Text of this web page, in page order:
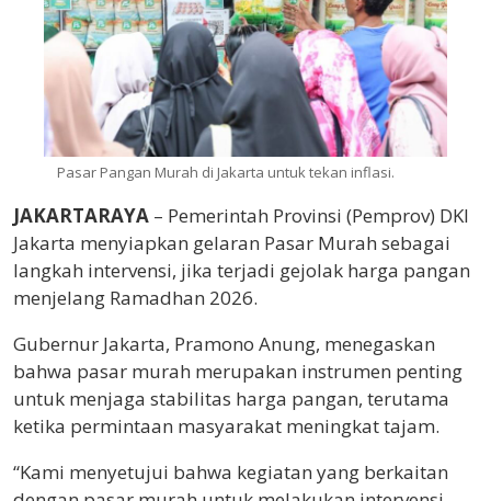
Pasar Pangan Murah di Jakarta untuk tekan inflasi.
JAKARTARAYA – Pemerintah Provinsi (Pemprov) DKI
Jakarta menyiapkan gelaran Pasar Murah sebagai
langkah intervensi, jika terjadi gejolak harga pangan
menjelang Ramadhan 2026.
Gubernur Jakarta, Pramono Anung, menegaskan
bahwa pasar murah merupakan instrumen penting
untuk menjaga stabilitas harga pangan, terutama
ketika permintaan masyarakat meningkat tajam.
“Kami menyetujui bahwa kegiatan yang berkaitan